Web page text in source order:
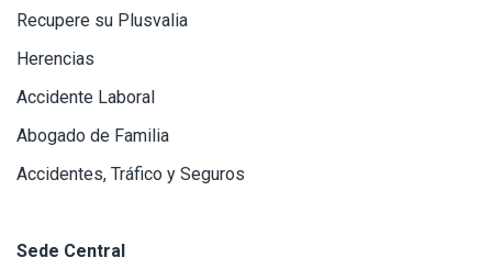
Recupere su Plusvalia
Herencias
Accidente Laboral
Abogado de Familia
Accidentes, Tráfico y Seguros
Sede Central